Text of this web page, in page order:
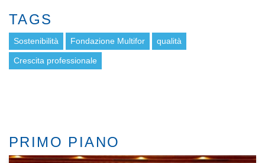
TAGS
Sostenibilità Fondazione Multifor qualità
Crescita professionale
PRIMO PIANO